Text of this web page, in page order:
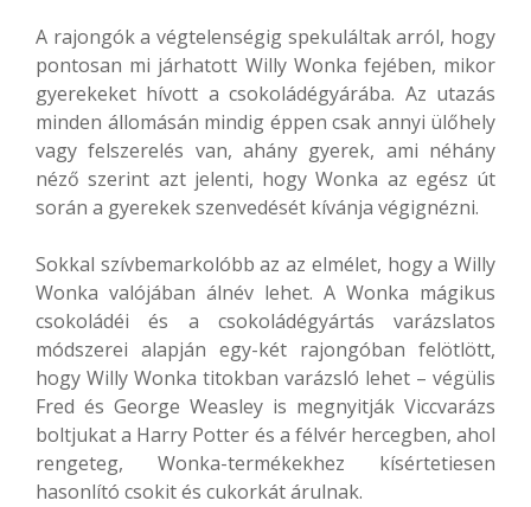
A rajongók a végtelenségig spekuláltak arról, hogy
pontosan mi járhatott Willy Wonka fejében, mikor
gyerekeket hívott a csokoládégyárába. Az utazás
minden állomásán mindig éppen csak annyi ülőhely
vagy felszerelés van, ahány gyerek, ami néhány
néző szerint azt jelenti, hogy Wonka az egész út
során a gyerekek szenvedését kívánja végignézni.
Sokkal szívbemarkolóbb az az elmélet, hogy a Willy
Wonka valójában álnév lehet. A Wonka mágikus
csokoládéi és a csokoládégyártás varázslatos
módszerei alapján egy-két rajongóban felötlött,
hogy Willy Wonka titokban varázsló lehet – végülis
Fred és George Weasley is megnyitják Viccvarázs
boltjukat a Harry Potter és a félvér hercegben, ahol
rengeteg, Wonka-termékekhez kísértetiesen
hasonlító csokit és cukorkát árulnak.